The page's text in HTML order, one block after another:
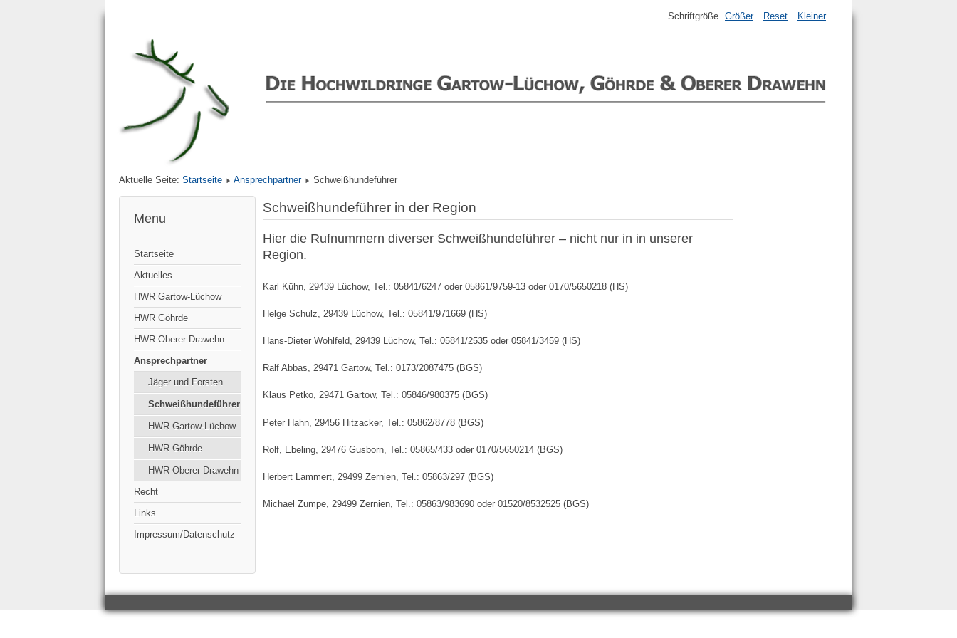
Schriftgröße Größer Reset Kleiner
Aktuelle Seite: Startseite Ansprechpartner Schweißhundeführer
Menu
Startseite
Aktuelles
HWR Gartow-Lüchow
HWR Göhrde
HWR Oberer Drawehn
Ansprechpartner
Jäger und Forsten
Schweißhundeführer
HWR Gartow-Lüchow
HWR Göhrde
HWR Oberer Drawehn
Recht
Links
Impressum/Datenschutz
Schweißhundeführer in der Region
Hier die Rufnummern diverser Schweißhundeführer – nicht nur in in unserer
Region.
Karl Kühn, 29439 Lüchow, Tel.: 05841/6247 oder 05861/9759-13 oder 0170/5650218 (HS)
Helge Schulz, 29439 Lüchow, Tel.: 05841/971669 (HS)
Hans-Dieter Wohlfeld, 29439 Lüchow, Tel.: 05841/2535 oder 05841/3459 (HS)
Ralf Abbas, 29471 Gartow, Tel.: 0173/2087475 (BGS)
Klaus Petko, 29471 Gartow, Tel.: 05846/980375 (BGS)
Peter Hahn, 29456 Hitzacker, Tel.: 05862/8778 (BGS)
Rolf, Ebeling, 29476 Gusborn, Tel.: 05865/433 oder 0170/5650214 (BGS)
Herbert Lammert, 29499 Zernien, Tel.: 05863/297 (BGS)
Michael Zumpe, 29499 Zernien, Tel.: 05863/983690 oder 01520/8532525 (BGS)